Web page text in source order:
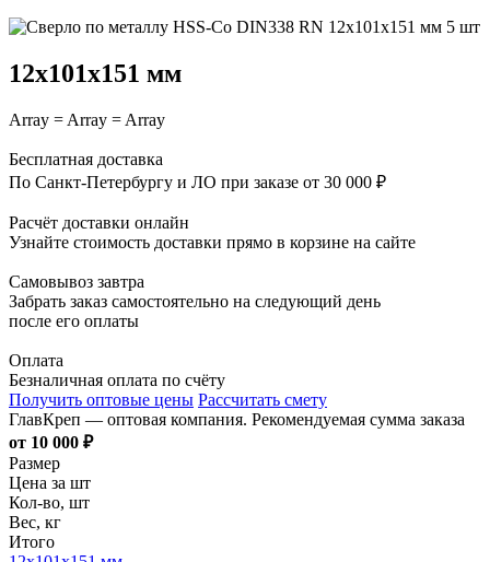
12х101х151 мм
Array = Array = Array
Бесплатная доставка
По Санкт-Петербургу и ЛО при заказе от 30 000 ₽
Расчёт доставки онлайн
Узнайте стоимость доставки прямо в корзине на сайте
Самовывоз завтра
Забрать заказ самостоятельно на следующий день
после его оплаты
Оплата
Безналичная оплата по счёту
Получить оптовые цены Рассчитать смету
ГлавКреп — оптовая компания. Рекомендуемая сумма заказа
от 10 000 ₽
Размер
Цена за шт
Кол-во, шт
Вес, кг
Итого